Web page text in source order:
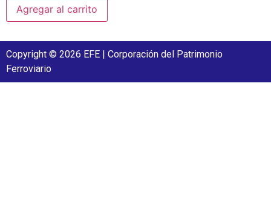
Agregar al carrito
Copyright © 2026 EFE | Corporación del Patrimonio
Ferroviario